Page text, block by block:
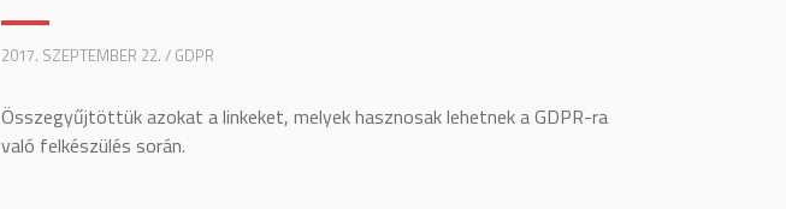
2017. SZEPTEMBER 22. / GDPR
Összegyűjtöttük azokat a linkeket, melyek hasznosak lehetnek a GDPR-ra
való felkészülés során.